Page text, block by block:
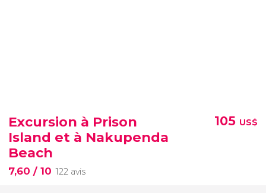
Excursion à Prison
Island et à Nakupenda
Beach
7,60 / 10 122 avis
105 US$